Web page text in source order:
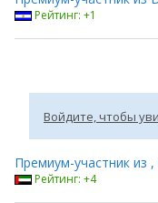
Рейтинг: +1
Войдите, чтобы
Премиум-участник из
Рейтинг: +4